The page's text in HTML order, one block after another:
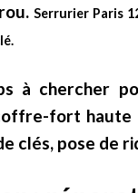
Serrurier Paris
à chercher
fort haute
clés, pose de